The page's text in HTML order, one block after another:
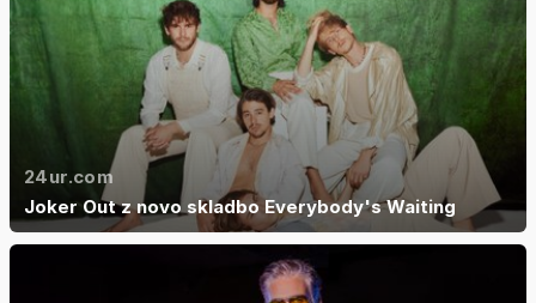
24ur.com
Joker Out z novo skladbo Everybody's Waiting